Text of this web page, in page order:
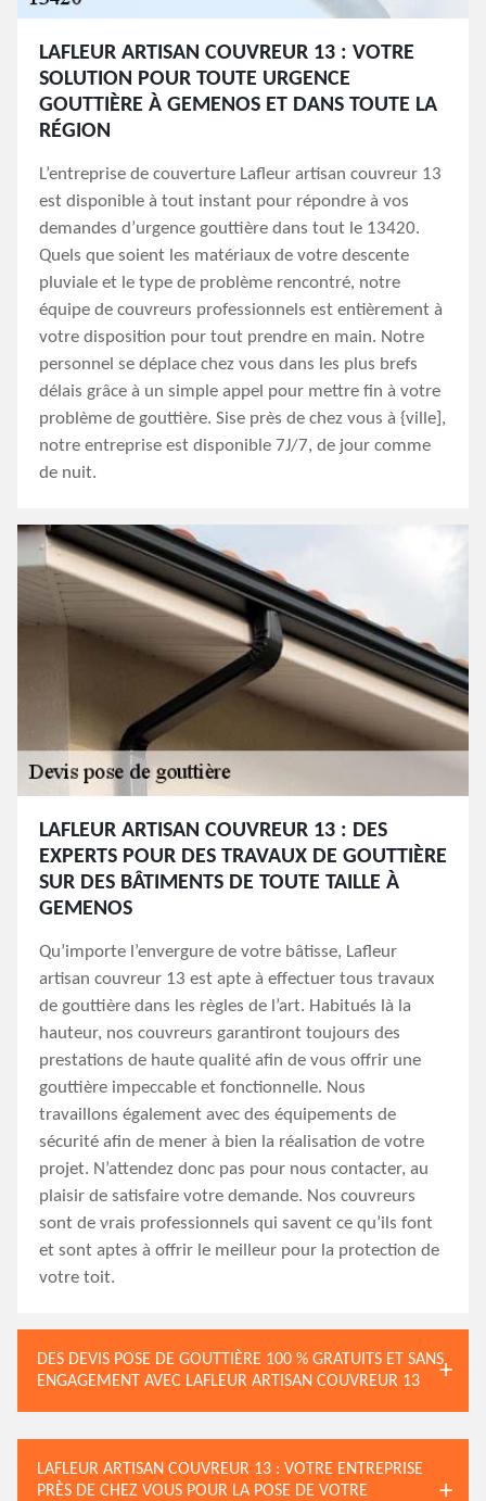
LAFLEUR ARTISAN COUVREUR 13 : VOTRE
SOLUTION POUR TOUTE URGENCE
GOUTTIÈRE À GEMENOS ET DANS TOUTE LA
RÉGION
L’entreprise de couverture Lafleur artisan couvreur 13
est disponible à tout instant pour répondre à vos
demandes d’urgence gouttière dans tout le 13420.
Quels que soient les matériaux de votre descente
pluviale et le type de problème rencontré, notre
équipe de couvreurs professionnels est entièrement à
votre disposition pour tout prendre en main. Notre
personnel se déplace chez vous dans les plus brefs
délais grâce à un simple appel pour mettre fin à votre
problème de gouttière. Sise près de chez vous à {ville],
notre entreprise est disponible 7J/7, de jour comme
de nuit.
LAFLEUR ARTISAN COUVREUR 13 : DES
EXPERTS POUR DES TRAVAUX DE GOUTTIÈRE
SUR DES BÂTIMENTS DE TOUTE TAILLE À
GEMENOS
Qu’importe l’envergure de votre bâtisse, Lafleur
artisan couvreur 13 est apte à effectuer tous travaux
de gouttière dans les règles de l’art. Habitués là la
hauteur, nos couvreurs garantiront toujours des
prestations de haute qualité afin de vous offrir une
gouttière impeccable et fonctionnelle. Nous
travaillons également avec des équipements de
sécurité afin de mener à bien la réalisation de votre
projet. N’attendez donc pas pour nous contacter, au
plaisir de satisfaire votre demande. Nos couvreurs
sont de vrais professionnels qui savent ce qu’ils font
et sont aptes à offrir le meilleur pour la protection de
votre toit.
DES DEVIS POSE DE GOUTTIÈRE 100 % GRATUITS ET SANS
ENGAGEMENT AVEC LAFLEUR ARTISAN COUVREUR 13
LAFLEUR ARTISAN COUVREUR 13 : VOTRE ENTREPRISE
PRÈS DE CHEZ VOUS POUR LA POSE DE VOTRE